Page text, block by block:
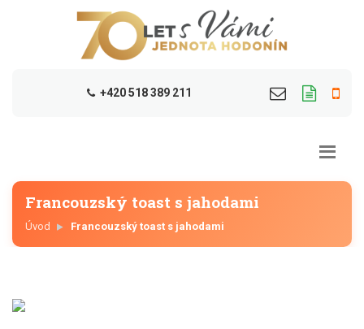
+420 518 389 211
Francouzský toast s jahodami
Úvod Francouzský toast s jahodami